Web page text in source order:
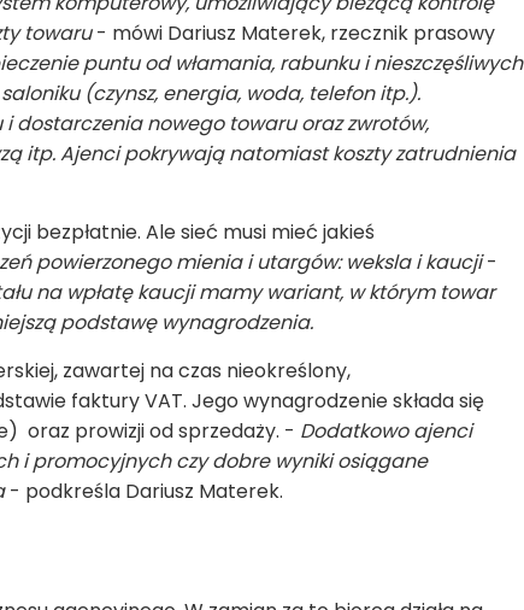
towaru- mówi Dariusz Materek, rzecznik prasowy
puntu od włamania, rabunku i nieszczęśliwych
(czynsz, energia, woda, telefon itp.).
dostarczenia nowego towaru oraz zwrotów,
itp. Ajenci pokrywają natomiast koszty zatrudnienia
bezpłatnie. Ale sieć musi mieć jakieś
powierzonego mienia i utargów: weksla i kaucji-
na wpłatę kaucji mamy wariant, w którym towar
podstawę wynagrodzenia.
zawartej na czas nieokreślony,
faktury VAT. Jego wynagrodzenie składa się
oraz prowizji od sprzedaży. - Dodatkowo ajenci
i promocyjnych czy dobre wyniki osiągane
- podkreśla Dariusz Materek.